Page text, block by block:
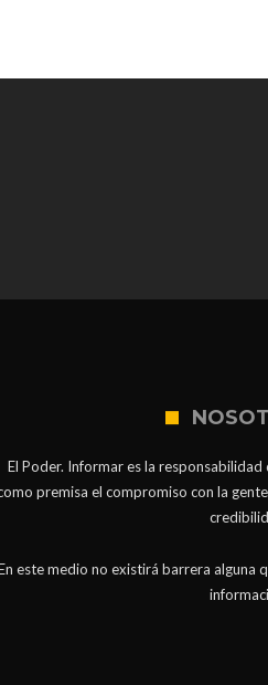
El Poder. Informar es la
premisa el compromiso con la
este medio no existirá barrera alguna